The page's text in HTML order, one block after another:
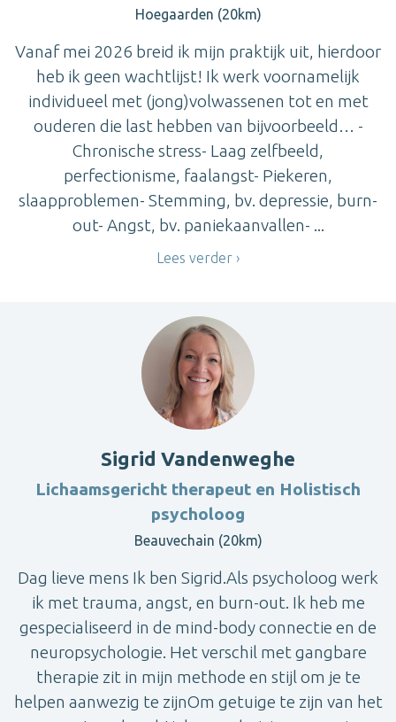
Hoegaarden (20km)
Vanaf mei 2026 breid ik mijn praktijk uit, hierdoor
heb ik geen wachtlijst! Ik werk voornamelijk
individueel met (jong)volwassenen tot en met
ouderen die last hebben van bijvoorbeeld… -
Chronische stress- Laag zelfbeeld,
perfectionisme, faalangst- Piekeren,
slaapproblemen- Stemming, bv. depressie, burn-
out- Angst, bv. paniekaanvallen- ...
Lees verder
Sigrid Vandenweghe
Lichaamsgericht therapeut en Holistisch
psycholoog
Beauvechain (20km)
Dag lieve mens Ik ben Sigrid.Als psycholoog werk
ik met trauma, angst, en burn-out. Ik heb me
gespecialiseerd in de mind-body connectie en de
neuropsychologie. Het verschil met gangbare
therapie zit in mijn methode en stijl om je te
helpen aanwezig te zijnOm getuige te zijn van het